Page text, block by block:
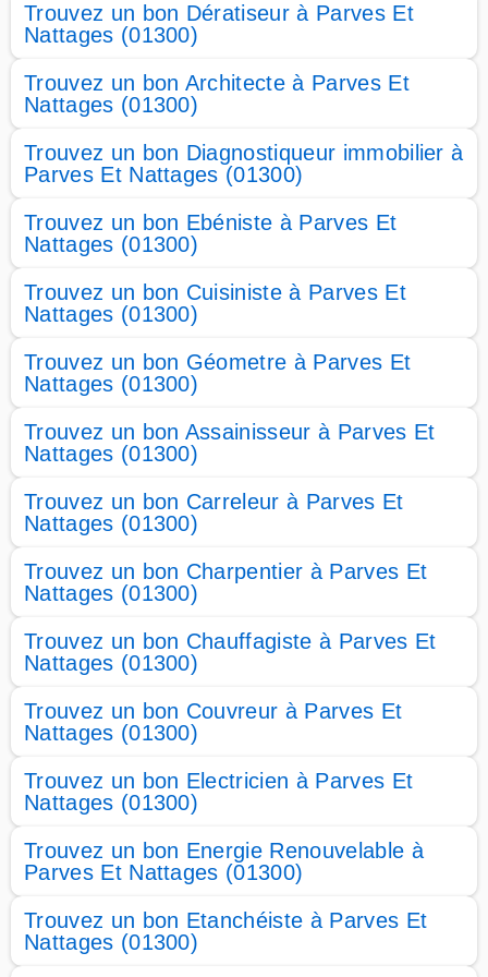
Trouvez un bon Dératiseur à Parves Et
Nattages (01300)
Trouvez un bon Architecte à Parves Et
Nattages (01300)
Trouvez un bon Diagnostiqueur immobilier à
Parves Et Nattages (01300)
Trouvez un bon Ebéniste à Parves Et
Nattages (01300)
Trouvez un bon Cuisiniste à Parves Et
Nattages (01300)
Trouvez un bon Géometre à Parves Et
Nattages (01300)
Trouvez un bon Assainisseur à Parves Et
Nattages (01300)
Trouvez un bon Carreleur à Parves Et
Nattages (01300)
Trouvez un bon Charpentier à Parves Et
Nattages (01300)
Trouvez un bon Chauffagiste à Parves Et
Nattages (01300)
Trouvez un bon Couvreur à Parves Et
Nattages (01300)
Trouvez un bon Electricien à Parves Et
Nattages (01300)
Trouvez un bon Energie Renouvelable à
Parves Et Nattages (01300)
Trouvez un bon Etanchéiste à Parves Et
Nattages (01300)